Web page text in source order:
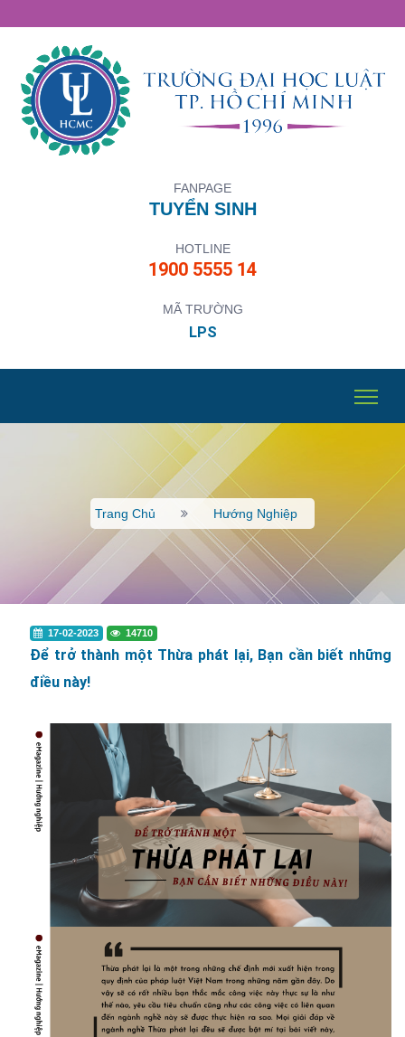
FANPAGE
TUYỂN SINH
HOTLINE
1900 5555 14
MÃ TRƯỜNG
LPS
Trang Chủ Hướng Nghiệp
17-02-2023 14710
Để trở thành một Thừa phát lại, Bạn cần biết những
điều này!